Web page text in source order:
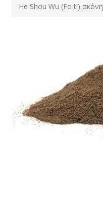
He Shou Wu (Fo ti) σκόνη